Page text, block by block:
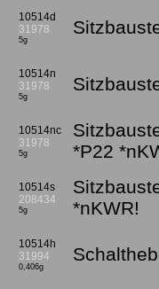
10514d
31978
5g
10514n
31978
5g
10514nc
31978
5g
*P22
10514s
208434
5g
*nKWR!
10514h
31994
0,406g